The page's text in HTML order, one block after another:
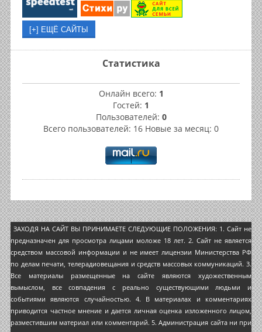
Статистика
Онлайн всего: 1
Гостей: 1
Пользователей: 0
Всего пользователей: 16 Новые за месяц: 0
ЗАХОДЯ НА САЙТ ВЫ ПРИНИМАЕТЕ СЛЕДУЮЩИЕ ПОЛОЖЕНИЯ: 1. Сайт не
предназначен для просмотра лицами моложе 18 лет. 2. Сайт не является
средством массовой информации и не имеет лицензии Министерства РФ
по делам печати, телерадиовещания и средств массовых коммуникаций. 3.
Все материалы размещенные на сайте являются художественным
вымыслом, все совпадения с реально существующими людьми и
событиями являются случайностью. 4. В материалах и комментариях
приводится частное мнение и дается личная оценка изложенного лицом,
разместившим материал или комментарий. 5. Администрация сайта ни при